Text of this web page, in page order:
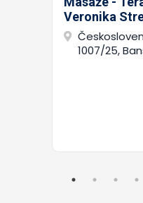
Veronika
1007/25,